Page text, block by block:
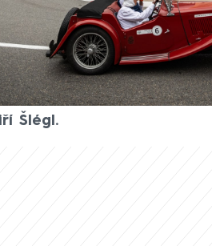
městské trati F1 po celé
někteří dokonce z
pozornosti objektivů. A
vedla závěrečná
Express, kam zamířil
Šlégl.